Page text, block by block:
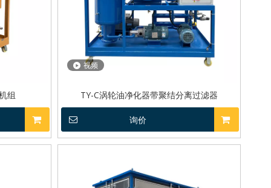
组
视频
TY-C涡轮油净化器带聚结分离过滤器
询价